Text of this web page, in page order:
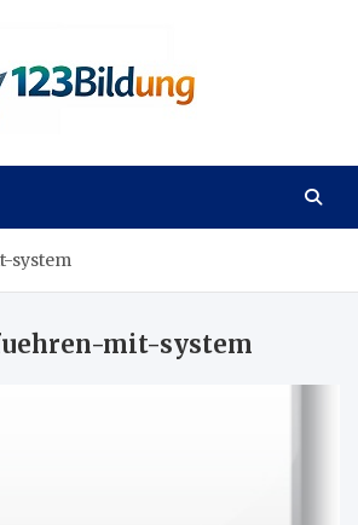
system
mit-system